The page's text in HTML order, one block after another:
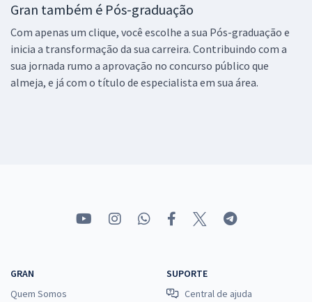
Gran também é Pós-graduação
Com apenas um clique, você escolhe a sua Pós-graduação e
inicia a transformação da sua carreira. Contribuindo com a
sua jornada rumo a aprovação no concurso público que
almeja, e já com o título de especialista em sua área.
GRAN
Quem Somos
SUPORTE
Central de ajuda